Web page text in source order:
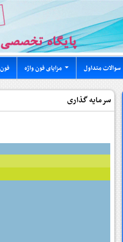
مزایای فون واژه سوالات متداول
سرمایه گذاری